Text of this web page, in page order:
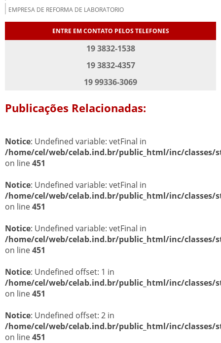
EMPRESA DE REFORMA DE LABORATORIO
FABRICA DE MOVEIS PARA LABORATORIO
MESA DE LABORATORIO
MOBILIÁRIO PARA LABORATORIO
MOVEIS EM AÇO INOX PARA LABORATORIO
MOVEIS PARA LABORATORIO DE MANIPULAÇÃO
MOVEIS PLANEJADOS PARA LABORATORIO
PROJETOS PARA LABORATÓRIOS
ENTRE EM CONTATO PELOS TELEFONES
19 3832-1538
19 3832-4357
19 99336-3069
Publicações Relacionadas:
Notice: Undefined variable: vetFinal in
/home/cel/web/celab.ind.br/public_html/inc/classes/
on line451
Notice: Undefined variable: vetFinal in
/home/cel/web/celab.ind.br/public_html/inc/classes/
on line451
Notice: Undefined variable: vetFinal in
/home/cel/web/celab.ind.br/public_html/inc/classes/
on line451
Notice: Undefined offset: 1 in
/home/cel/web/celab.ind.br/public_html/inc/classes/
on line451
Notice: Undefined offset: 2 in
/home/cel/web/celab.ind.br/public_html/inc/classes/
on line451